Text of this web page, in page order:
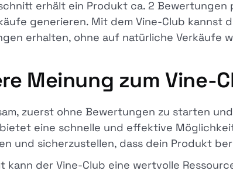
erhält ein Produkt ca. 2
generieren. Mit dem Vine-Club kannst
erhalten, ohne auf natürliche Verkäufe
Meinung zum Vine-
zuerst ohne Bewertungen zu starten
eine schnelle und effektive
und sicherzustellen, dass dein Produkt
kann der Vine-Club eine wertvolle